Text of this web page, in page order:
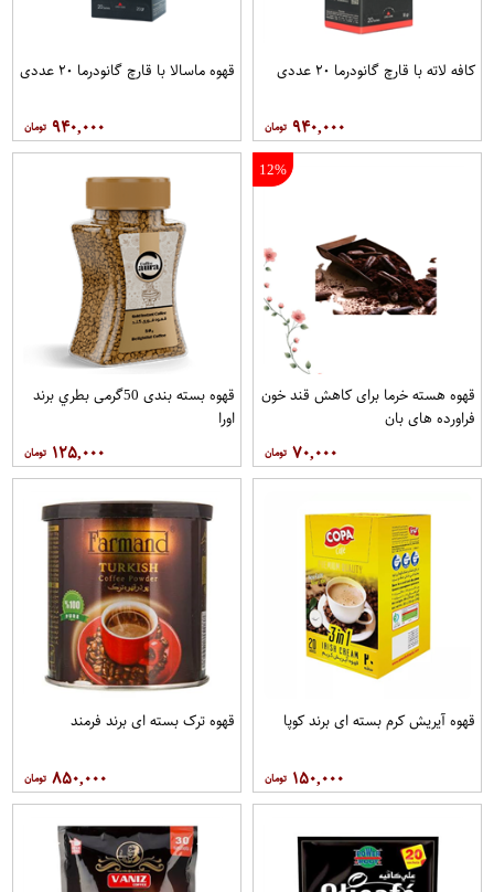
کافه لاته با قارچ گانودرما ۲۰ عددی
۹۴۰,۰۰۰
قهوه ماسالا با قارچ گانودرما ۲۰ عددی
۹۴۰,۰۰۰
12%
قهوه هسته خرما برای کاهش قند خون
فراورده های بان
۷۰,۰۰۰
قهوه بسته بندی 50گرمی بطري برند
اورا
۱۲۵,۰۰۰
قهوه آيريش کرم بسته ای برند کوپا
۱۵۰,۰۰۰
قهوه ترک بسته ای برند فرمند
۸۵۰,۰۰۰